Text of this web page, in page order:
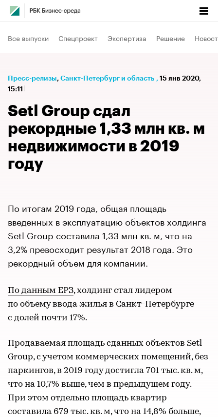
Все выпуски Спецпроект Экспертиза Решение
Пресс-релизы⁠, Санкт-Петербург и область , 15 янв 2020,
15:11
Setl Group сдал
рекордные 1,33 млн кв. м
недвижимости в 2019
году
По итогам 2019 года, общая площадь
введенных в эксплуатацию объектов холдинга
Setl Group составила 1,33 млн кв. м, что на
3,2% превосходит результат 2018 года. Это
рекордный объем для компании.
По данным ЕРЗ, холдинг стал лидером
по объему ввода жилья в Санкт-Петербурге
с долей почти 17%.
Продаваемая площадь сданных объектов Setl
Group, с учетом коммерческих помещений, без
паркингов, в 2019 году достигла 701 тыс. кв. м,
что на 10,7% выше, чем в предыдущем году.
При этом отдельно площадь квартир
составила 679 тыс. кв. м, что на 14,8% больше,